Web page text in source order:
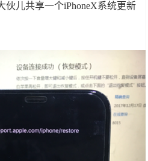
伙儿共享一个iPhoneX系统更新